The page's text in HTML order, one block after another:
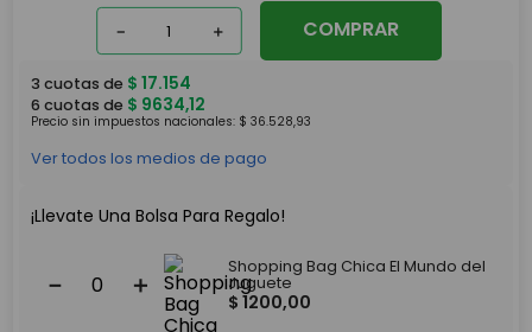
＋
－ COMPRAR
3 cuotas de $ 17.154
6 cuotas de $ 9634,12
Precio sin impuestos nacionales: $ 36.528,93
Ver todos los medios de pago
¡Llevate Una Bolsa Para Regalo!
＋
－
Shopping Bag Chica El Mundo del
Juguete
$ 1200,00